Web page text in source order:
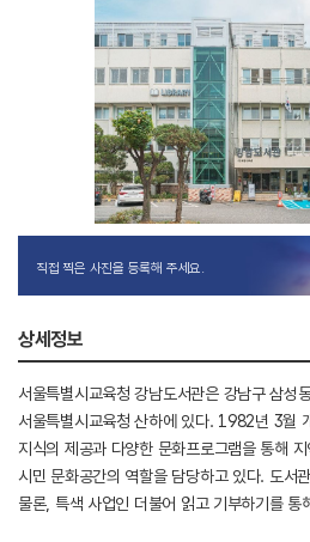
직접 찍은 사진을 등록해 주세요.
상세정보
서울특별시교육청 강남도서관은 강남구 삼성
서울특별시교육청 산하에 있다. 1982년 3월
지식의 제공과 다양한 문화프로그램을 통해
시민 문화공간의 역할을 담당하고 있다. 도서
물론, 특색 사업인 더불어 읽고 기부하기를 통
개인의 독서 성과를 기부함으로써 나눔 문화